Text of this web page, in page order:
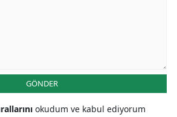
GÖNDER
okudum ve kabul ediyorum